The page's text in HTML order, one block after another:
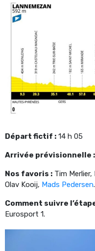
Départ fictif : 14 h 05
Arrivée prévisionnelle :
Nos favoris : Tim
Olav Kooij, Mads Pedersen.
Comment suivre
Eurosport 1.